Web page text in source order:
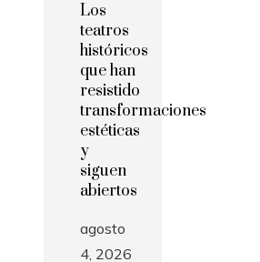
Los
teatros
históricos
que han
resistido
transformaciones
estéticas
y
siguen
abiertos
agosto
4, 2026